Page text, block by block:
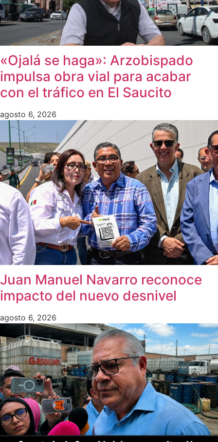
«Ojalá se haga»: Arzobispado
impulsa obra vial para acabar
con el tráfico en El Saucito
agosto 6, 2026
Juan Manuel Navarro reconoce
impacto del nuevo desnivel
agosto 6, 2026